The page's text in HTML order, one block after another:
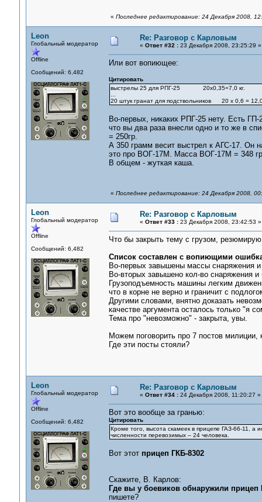
« Последнее редактирование: 24 Декабря 2008,
Leon
Глобальный модератор
Offline
Сообщений: 6,482
Re: Разговор с Карловым
« Ответ #32 :23 Декабря 2008, 23:25:29 »
Или вот вопиющее:
Цитировать
выстрелы 25 для РПГ-25 20х0,35=7,0 кг.
20 штук гранат для подствольников 20 х 0,6 = 12,0
Во-первых, никаких РПГ-25 нету. Есть
что вы два раза внесли одно и то же в
= 250гр.
А 350 грамм весит выстрел к АГС-17. Он
это про ВОГ-17М. Масса ВОГ-17М = 348
В общем - жуткая каша.
« Последнее редактирование: 24 Декабря 2008,
Leon
Глобальный модератор
Offline
Сообщений: 6,482
Re: Разговор с Карловым
« Ответ #33 :23 Декабря 2008, 23:42:53 »
Что бы закрыть тему с грузом,
Список составлен с вопиющими
Во-первых завышены массы снаряжения и
Во-вторых завышено кол-во снаряжения и
Грузоподъемность машины легким
что в корне не верно и граничит с
Другими словами, внятно доказать
качестве аргумента осталось только "я
Тема про "невозможно" - закрыта, увы.
Можем поговорить про 7 постов милиции,
Где эти посты стояли?
Leon
Глобальный модератор
Offline
Сообщений: 6,482
Re: Разговор с Карловым
« Ответ #34 :24 Декабря 2008, 11:20:27 »
Вот это вообще за гранью:
Цитировать
Кроме того, высота скамеек в прицепе ГАЗ-66-11, а
численности перевозимых – 24 человека.
Вот этот прицеп ГКБ-8302
Скажите, В. Карлов:
Где вы у боевиков обнаружили прицеп
пишете?